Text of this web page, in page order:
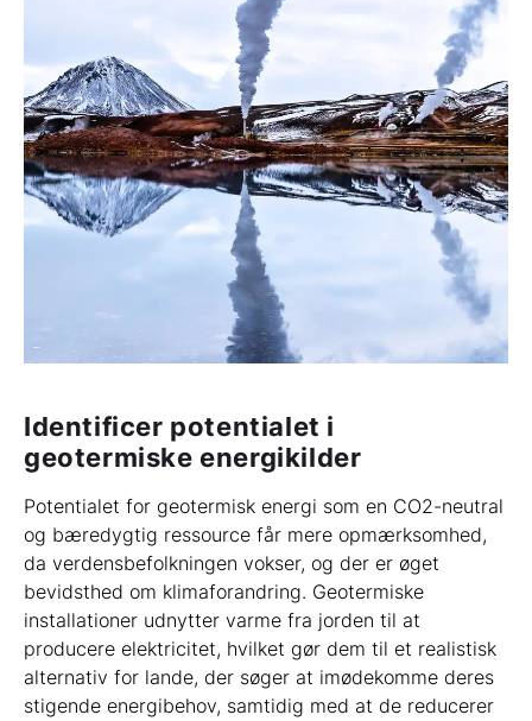
Identificer potentialet i
geotermiske energikilder
Potentialet for geotermisk energi som en CO2-neutral
og bæredygtig ressource får mere opmærksomhed,
da verdensbefolkningen vokser, og der er øget
bevidsthed om klimaforandring. Geotermiske
installationer udnytter varme fra jorden til at
producere elektricitet, hvilket gør dem til et realistisk
alternativ for lande, der søger at imødekomme deres
stigende energibehov, samtidig med at de reducerer